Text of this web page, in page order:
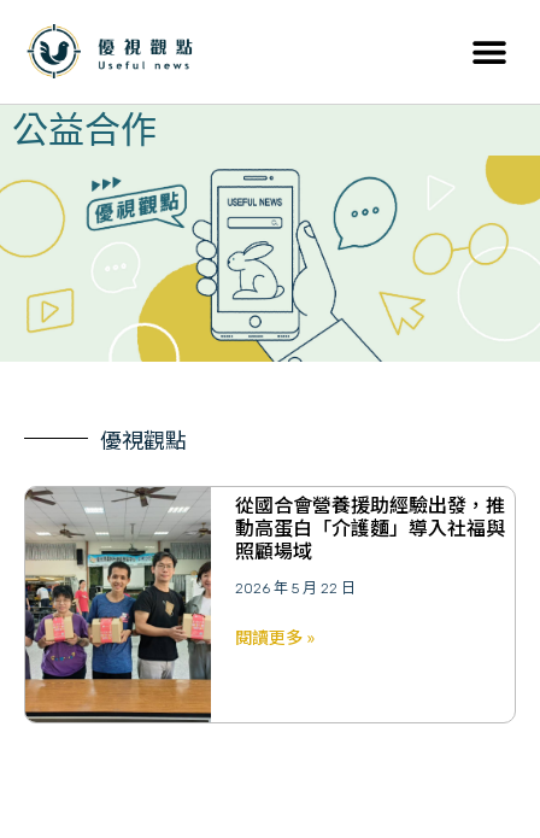
公益合作
優視觀點
從國合會營養援助經驗出發，推
動高蛋白「介護麵」導入社福與
照顧場域
2026 年 5 月 22 日
閱讀更多 »